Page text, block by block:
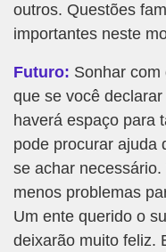
outros. Questões
importantes neste
Futuro: Sonhar
que se você
haverá espaço para
pode procurar ajuda
se achar
menos problemas
Um ente querido o
deixarão muito feliz.